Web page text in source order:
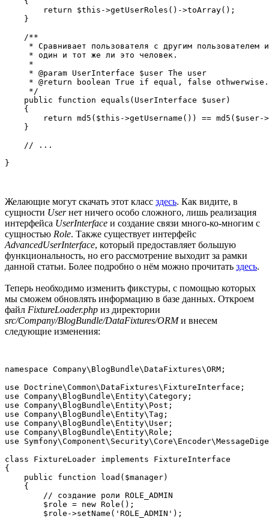
        return $this->getUserRoles()->toArray();
    }
    /**
* Сравнивает пользователя с другим пользователем
     * один и тот же ли это человек.
     *
     * @param UserInterface $user The user
     * @return boolean True if equal, false othwerwise.
     */
    public function equals(UserInterface $user)
    {
return md5($this->getUsername()) == md5($user-
    }
    // ...
Желающие могут скачать этот класс здесь. Как видите, в
сущности Userнет ничего особо сложного, лишь реализация
интерфейса UserInterface и создание связи много-ко-многим с
сущностью Role. Также существует интерфейс
AdvancedUserInterface, который предоставляет большую
функциональность, но его рассмотрение выходит за рамки
данной статьи. Более подробно о нём можно прочитать здесь.
Теперь необходимо изменить фикстуры, с помощью которых
мы сможем обновлять информацию в базе данных. Откроем
файл FixtureLoader.php из директории
src/Company/BlogBundle/DataFixtures/ORMи внесем
следующие изменения:
namespace Company\BlogBundle\DataFixtures\ORM;
use Doctrine\Common\DataFixtures\FixtureInterface;
use Company\BlogBundle\Entity\Category;
use Company\BlogBundle\Entity\Post;
use Company\BlogBundle\Entity\Tag;
use Company\BlogBundle\Entity\User;
use Company\BlogBundle\Entity\Role;
use
class FixtureLoader implements FixtureInterface
{
    public function load($manager)
    {
        // создание роли ROLE_ADMIN
        $role = new Role();
        $role->setName('ROLE_ADMIN');